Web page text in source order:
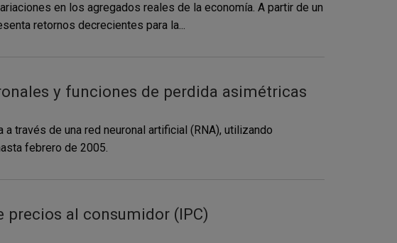
en los agregados reales de la economía. A partir de un
retornos decrecientes para la...
y funciones de perdida asimétricas
través de una red neuronal artificial (RNA), utilizando
febrero de 2005.
al consumidor (IPC)